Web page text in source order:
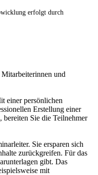
erfolgt durch
und
einer persönlichen
Erstellung einer
Sie die Teilnehmer
Sie ersparen sich
zurückgreifen. Für das
gibt. Das
mit